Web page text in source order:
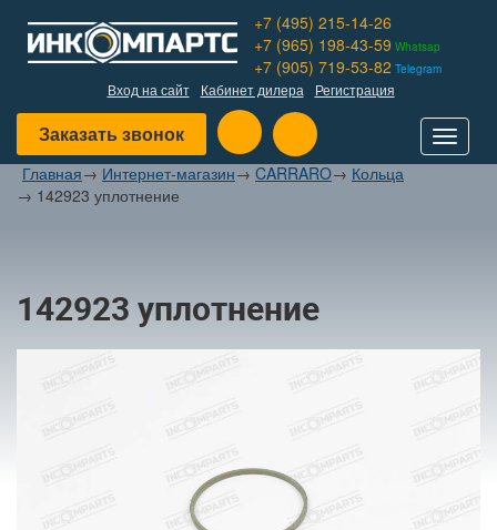
+7 (495) 215-14-26
+7 (965) 198-43-59 Whatsap
+7 (905) 719-53-82 Telegram
Вход на сайт Кабинет дилера Регистрация
Заказать звонок
Toggle
Главная→ Интернет-магазин→ CARRARO→ Кольца
→ 142923 уплотнение
142923 уплотнение